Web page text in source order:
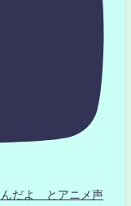
だよ とアニメ声